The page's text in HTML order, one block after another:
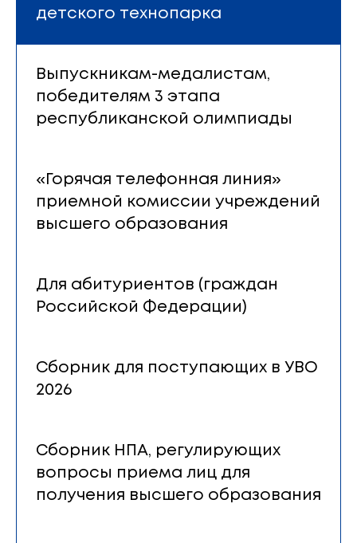
детского технопарка
Выпускникам-медалистам,
победителям 3 этапа
республиканской олимпиады
«Горячая телефонная линия»
приемной комиссии учреждений
высшего образования
Для абитуриентов (граждан
Российской Федерации)
Сборник для поступающих в УВО
2026
Сборник НПА, регулирующих
вопросы приема лиц для
получения высшего образования